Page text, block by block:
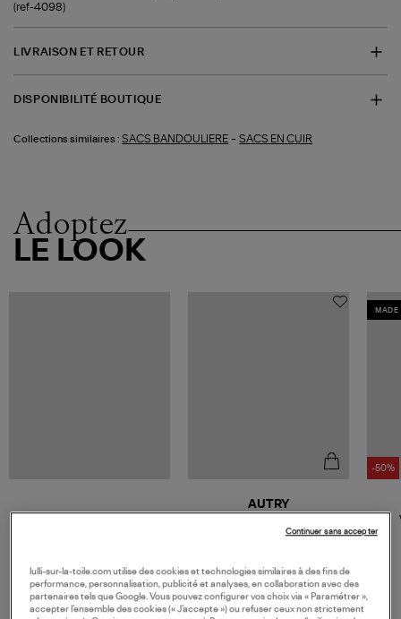
(ref-4098)
LIVRAISON ET RETOUR
DISPONIBILITÉ BOUTIQUE
Collections similaires : SACS BANDOULIERE -SACS EN CUIR
Adoptez
LE LOOK
190,00 €
AUTRY
Leat Swoll
MADE
-50%
lulli-sur-la-toile.com utilise des cookies et technologies similaires à des fins de
performance, personnalisation, publicité et analyses, en collaboration avec des
partenaires tels que Google. Vous pouvez configurer vos choix via « Paramétrer »,
accepter l’ensemble des cookies (« J’accepte ») ou refuser ceux non strictement
Continuer sans accepter